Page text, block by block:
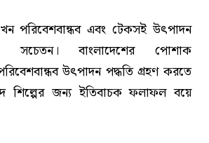
পরিবেশবান্ধব এবং টেকসই উৎপাদন
সচেতন। বাংলাদেশের পোশাক
উৎপাদন পদ্ধতি গ্রহণ করতে
শিল্পের জন্য ইতিবাচক ফলাফল বয়ে